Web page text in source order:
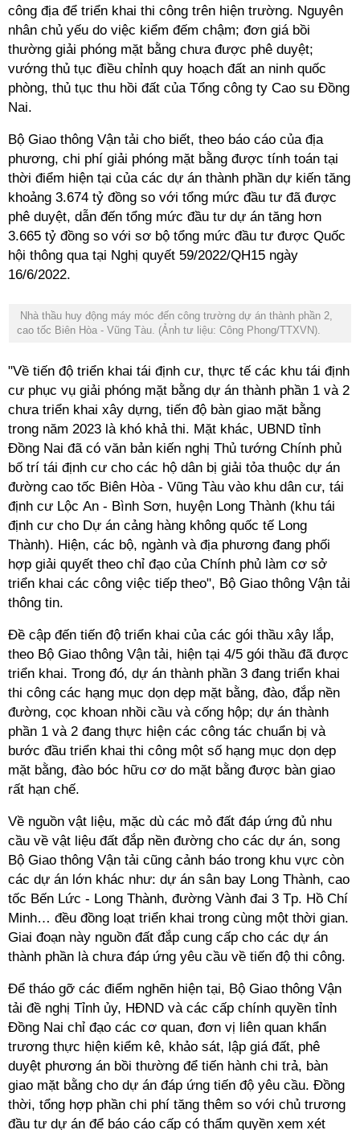
công địa để triển khai thi công trên hiện trường. Nguyên
nhân chủ yếu do việc kiểm đếm chậm; đơn giá bồi
thường giải phóng mặt bằng chưa được phê duyệt;
vướng thủ tục điều chỉnh quy hoạch đất an ninh quốc
phòng, thủ tục thu hồi đất của Tổng công ty Cao su Đồng
Nai.
Bộ Giao thông Vận tải cho biết, theo báo cáo của địa
phương, chi phí giải phóng mặt bằng được tính toán tại
thời điểm hiện tại của các dự án thành phần dự kiến tăng
khoảng 3.674 tỷ đồng so với tổng mức đầu tư đã được
phê duyệt, dẫn đến tổng mức đầu tư dự án tăng hơn
3.665 tỷ đồng so với sơ bộ tổng mức đầu tư được Quốc
hội thông qua tại Nghị quyết 59/2022/QH15 ngày
16/6/2022.
Nhà thầu huy động máy móc đến công trường dự án thành phần 2,
cao tốc Biên Hòa - Vũng Tàu. (Ảnh tư liệu: Công Phong/TTXVN).
"Về tiến độ triển khai tái định cư, thực tế các khu tái định
cư phục vụ giải phóng mặt bằng dự án thành phần 1 và 2
chưa triển khai xây dựng, tiến độ bàn giao mặt bằng
trong năm 2023 là khó khả thi. Mặt khác, UBND tỉnh
Đồng Nai đã có văn bản kiến nghị Thủ tướng Chính phủ
bố trí tái định cư cho các hộ dân bị giải tỏa thuộc dự án
đường cao tốc Biên Hòa - Vũng Tàu vào khu dân cư, tái
định cư Lộc An - Bình Sơn, huyện Long Thành (khu tái
định cư cho Dự án cảng hàng không quốc tế Long
Thành). Hiện, các bộ, ngành và địa phương đang phối
hợp giải quyết theo chỉ đạo của Chính phủ làm cơ sở
triển khai các công việc tiếp theo", Bộ Giao thông Vận tải
thông tin.
Đề cập đến tiến độ triển khai của các gói thầu xây lắp,
theo Bộ Giao thông Vận tải, hiện tại 4/5 gói thầu đã được
triển khai. Trong đó, dự án thành phần 3 đang triển khai
thi công các hạng mục dọn dẹp mặt bằng, đào, đắp nền
đường, cọc khoan nhồi cầu và cống hộp; dự án thành
phần 1 và 2 đang thực hiện các công tác chuẩn bị và
bước đầu triển khai thi công một số hạng mục dọn dẹp
mặt bằng, đào bóc hữu cơ do mặt bằng được bàn giao
rất hạn chế.
Về nguồn vật liệu, mặc dù các mỏ đất đáp ứng đủ nhu
cầu về vật liệu đất đắp nền đường cho các dự án, song
Bộ Giao thông Vận tải cũng cảnh báo trong khu vực còn
các dự án lớn khác như: dự án sân bay Long Thành, cao
tốc Bến Lức - Long Thành, đường Vành đai 3 Tp. Hồ Chí
Minh… đều đồng loạt triển khai trong cùng một thời gian.
Giai đoạn này nguồn đất đắp cung cấp cho các dự án
thành phần là chưa đáp ứng yêu cầu về tiến độ thi công.
Để tháo gỡ các điểm nghẽn hiện tại, Bộ Giao thông Vận
tải đề nghị Tỉnh ủy, HĐND và các cấp chính quyền tỉnh
Đồng Nai chỉ đạo các cơ quan, đơn vị liên quan khẩn
trương thực hiện kiểm kê, khảo sát, lập giá đất, phê
duyệt phương án bồi thường để tiến hành chi trả, bàn
giao mặt bằng cho dự án đáp ứng tiến độ yêu cầu. Đồng
thời, tổng hợp phần chi phí tăng thêm so với chủ trương
đầu tư dự án để báo cáo cấp có thẩm quyền xem xét